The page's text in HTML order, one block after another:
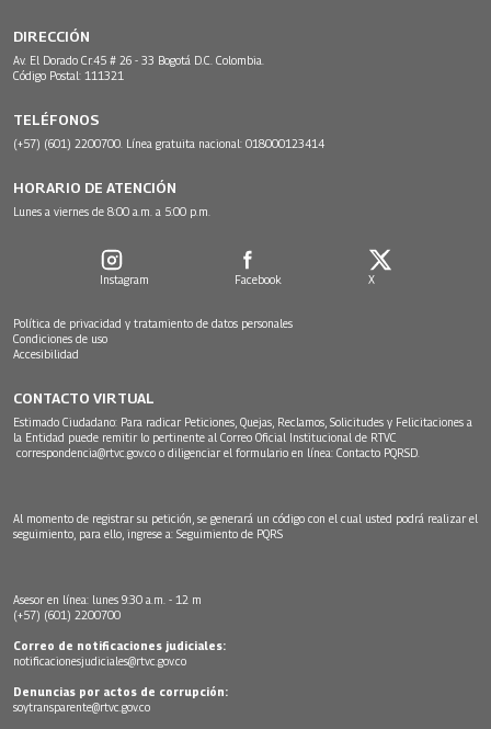
DIRECCIÓN
Av. El Dorado Cr.45 # 26 - 33 Bogotá D.C. Colombia.
Código Postal: 111321
TELÉFONOS
(+57) (601) 2200700. Línea gratuita nacional: 018000123414
HORARIO DE ATENCIÓN
Lunes a viernes de 8:00 a.m. a 5:00 p.m.
Instagram Facebook X
Política de privacidad y tratamiento de datos personales
Condiciones de uso
Accesibilidad
CONTACTO VIRTUAL
Estimado Ciudadano: Para radicar Peticiones, Quejas, Reclamos, Solicitudes y Felicitaciones a
la Entidad puede remitir lo pertinente al Correo Oficial Institucional de RTVC
correspondencia@rtvc.gov.co o diligenciar el formulario en línea: Contacto PQRSD.
Al momento de registrar su petición, se generará un código con el cual usted podrá realizar el
seguimiento, para ello, ingrese a: Seguimiento de PQRS
Asesor en línea: lunes 9:30 a.m. - 12 m
(+57) (601) 2200700
Correo de notificaciones judiciales:
notificacionesjudiciales@rtvc.gov.co
Denuncias por actos de corrupción:
soytransparente@rtvc.gov.co